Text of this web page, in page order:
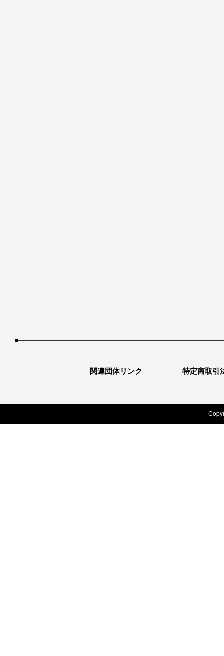
関連団体リンク 特定商取引